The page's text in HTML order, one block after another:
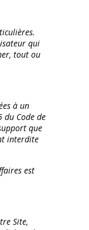
qui
tout ou
à un
du Code de
que
interdite
est
Site,